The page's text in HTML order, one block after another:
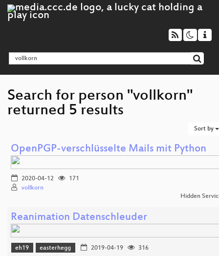
Search for person "vollkorn"
returned 5 results
Sort by
OpenPGP-verschlüsselte Mails mit Python
2020-04-12
171
vollkorn
Hidden
Reanimation Datenschleuder
eh19 easterhegg 2019-04-19
316